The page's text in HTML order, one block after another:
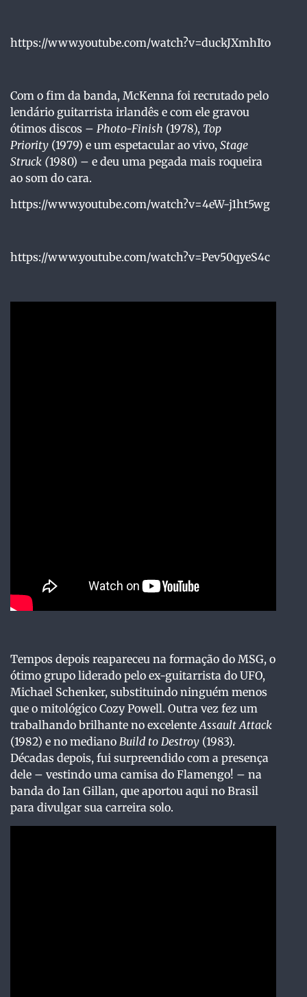
https://www.youtube.com/watch?v=duckJXmhIto
Com o fim da banda, McKenna foi recrutado pelo
lendário guitarrista irlandês e com ele gravou
ótimos discos – Photo-Finish (1978), Top
Priority (1979) e um espetacular ao vivo, Stage
Struck (1980) – e deu uma pegada mais roqueira
ao som do cara.
https://www.youtube.com/watch?v=4eW-j1ht5wg
https://www.youtube.com/watch?v=Pev50qyeS4c
Tempos depois reapareceu na formação do MSG, o
ótimo grupo liderado pelo ex-guitarrista do UFO,
Michael Schenker, substituindo ninguém menos
que o mitológico Cozy Powell. Outra vez fez um
trabalhando brilhante no excelenteAssault Attack
(1982) e no mediano Build to Destroy (1983).
Décadas depois, fui surpreendido com a presença
dele – vestindo uma camisa do Flamengo! – na
banda do Ian Gillan, que aportou aqui no Brasil
para divulgar sua carreira solo.